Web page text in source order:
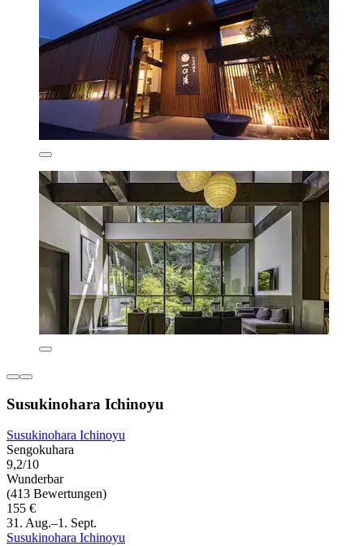
Susukinohara Ichinoyu
Susukinohara Ichinoyu
Sengokuhara
9,2/10
Wunderbar
(413 Bewertungen)
155 €
31. Aug.–1. Sept.
Susukinohara Ichinoyu